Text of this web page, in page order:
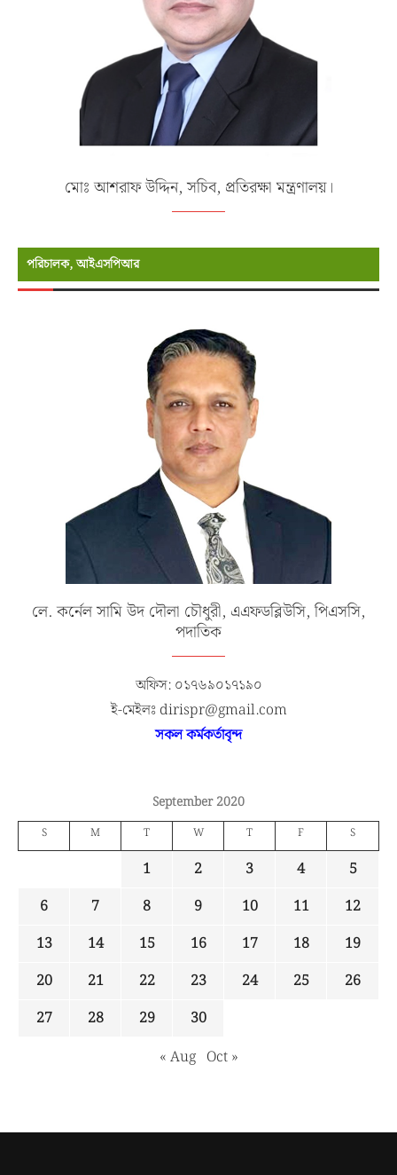
মোঃ আশরাফ উদ্দিন, সচিব, প্রতিরক্ষা মন্ত্রণালয়।
পরিচালক, আইএসপিআর
লে. কর্নেল সামি উদ দৌলা চৌধুরী, এএফডব্লিউসি, পিএসসি,
পদাতিক
অফিস: ০১৭৬৯০১৭১৯০
ই-মেইলঃ dirispr@gmail.com
সকল কর্মকর্তাবৃন্দ
September 2020
S M T W T F S
1 2 3 4
5
6
7 8 9 10 11
12
13
14 15 16 17 18
19
20
21 22 23 24 25
26
27
28 29
30
« Aug Oct »